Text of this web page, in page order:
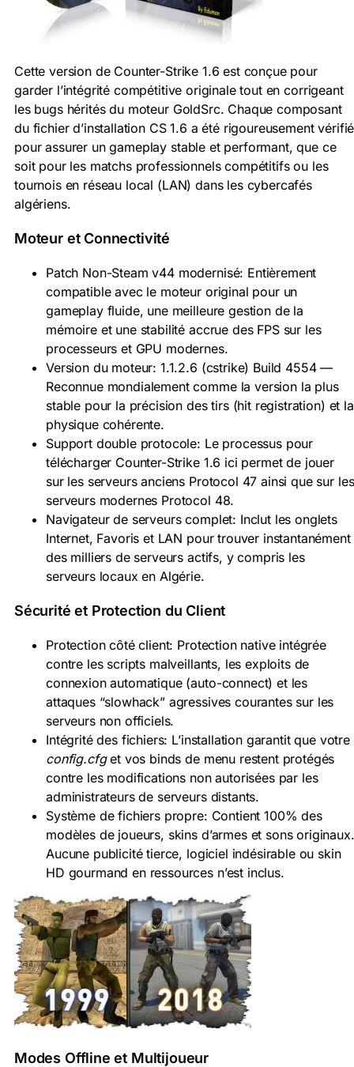
Cette version de Counter-Strike 1.6 est conçue pour
garder l’intégrité compétitive originale tout en corrigeant
les bugs hérités du moteur GoldSrc. Chaque composant
du fichier d’installation CS 1.6 a été rigoureusement vérifié
pour assurer un gameplay stable et performant, que ce
soit pour les matchs professionnels compétitifs ou les
tournois en réseau local (LAN) dans les cybercafés
algériens.
Moteur et Connectivité
Patch Non-Steam v44 modernisé: Entièrement
compatible avec le moteur original pour un
gameplay fluide, une meilleure gestion de la
mémoire et une stabilité accrue des FPS sur les
processeurs et GPU modernes.
Version du moteur: 1.1.2.6 (cstrike) Build 4554 —
Reconnue mondialement comme la version la plus
stable pour la précision des tirs (hit registration) et la
physique cohérente.
Support double protocole: Le processus pour
télécharger Counter-Strike 1.6 ici permet de jouer
sur les serveurs anciens Protocol 47 ainsi que sur les
serveurs modernes Protocol 48.
Navigateur de serveurs complet: Inclut les onglets
Internet, Favoris et LAN pour trouver instantanément
des milliers de serveurs actifs, y compris les
serveurs locaux en Algérie.
Sécurité et Protection du Client
Protection côté client: Protection native intégrée
contre les scripts malveillants, les exploits de
connexion automatique (auto-connect) et les
attaques “slowhack” agressives courantes sur les
serveurs non officiels.
Intégrité des fichiers: L’installation garantit que votre
config.cfget vos binds de menu restent protégés
contre les modifications non autorisées par les
administrateurs de serveurs distants.
Système de fichiers propre: Contient 100% des
modèles de joueurs, skins d’armes et sons originaux.
Aucune publicité tierce, logiciel indésirable ou skin
HD gourmand en ressources n’est inclus.
Modes Offline et Multijoueur